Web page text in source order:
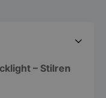
– Stilren